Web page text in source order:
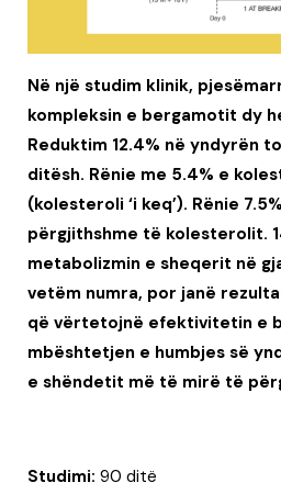
Në një studim klinik,
kompleksin e bergamotit dy
Reduktim 12.4% në yndyrën
ditësh. Rënie me 5.4% e
(kolesteroli ‘i keq’). Rënie
përgjithshme të kolesterolit.
metabolizmin e sheqerit në
vetëm numra, por janë
që vërtetojnë efektivitetin e
mbështetjen e humbjes së
e shëndetit më të mirë të
Studimi: 90 ditë